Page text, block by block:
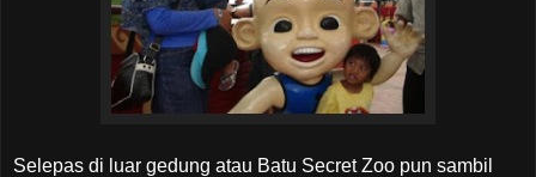
Selepas di luar gedung atau Batu Secret Zoo pun sambil